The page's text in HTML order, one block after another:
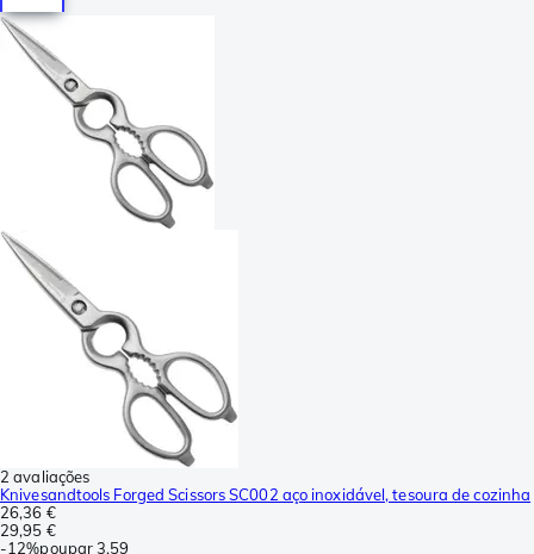
2 avaliações
Knivesandtools Forged Scissors SC002 aço inoxidável, tesoura de cozinha
26,36 €
29,95 €
-12%poupar3,59